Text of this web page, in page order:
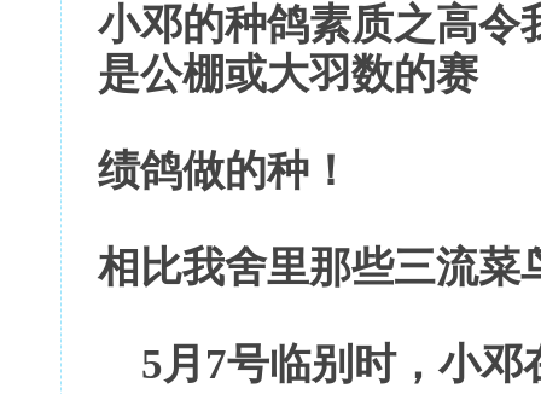
小邓的种鸽素质之高令
是公棚或大羽数的赛
绩鸽做的种！
相比我舍里那些三流菜
5月7号临别时，小